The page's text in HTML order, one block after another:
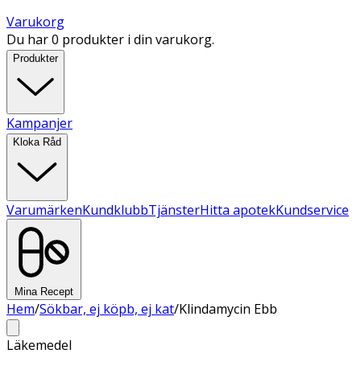
Varukorg
Du har 0 produkter i din varukorg.
Produkter
Kampanjer
Kloka Råd
VarumärkenKundklubbTjänsterHitta apotekKundservice
Mina Recept
Hem/Sökbar, ej köpb, ej kat/Klindamycin Ebb
Läkemedel